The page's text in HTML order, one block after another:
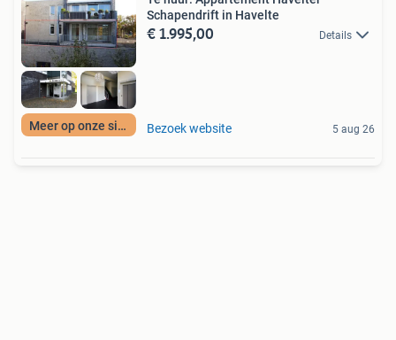
Meer op onze site
Schapendrift in Havelte
€ 1.995,00 Details
Bezoek website 5 aug 26